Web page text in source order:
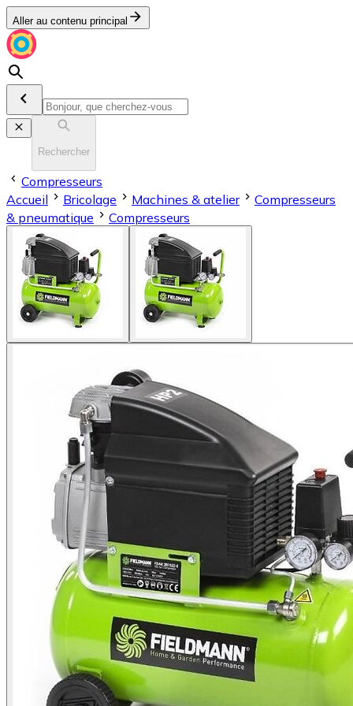
Aller au contenu principal
Rechercher
Compresseurs
Accueil
Bricolage Machines & atelier
Compresseurs
& pneumatique
Compresseurs